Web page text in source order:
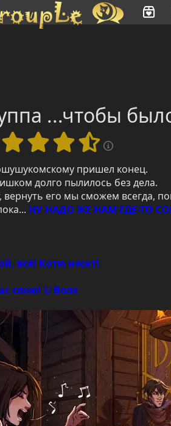
...чтобы
пришел конец.
долго пылилось без дела.
вернуть его мы сможем всегда,
НУ НАДО ЖЕ НАМ ГДЕ-ТО
всё! Котю несет!
спою! © Волк
или произведение